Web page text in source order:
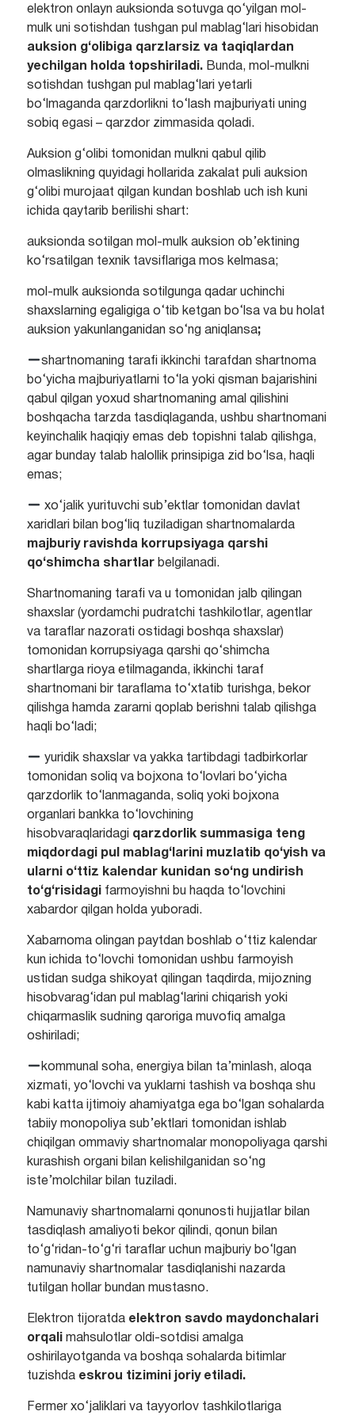
elektron onlayn auksionda sotuvga qo‘yilgan mol-
mulk uni sotishdan tushgan pul mablag‘lari hisobidan
auksion g‘olibiga qarzlarsiz va taqiqlardan
yechilgan holda topshiriladi. Bunda, mol-mulkni
sotishdan tushgan pul mablag‘lari yetarli
bo‘lmaganda qarzdorlikni to‘lash majburiyati uning
sobiq egasi – qarzdor zimmasida qoladi.
Auksion g‘olibi tomonidan mulkni qabul qilib
olmaslikning quyidagi hollarida zakalat puli auksion
g‘olibi murojaat qilgan kundan boshlab uch ish kuni
ichida qaytarib berilishi shart:
auksionda sotilgan mol-mulk auksion ob’ektining
ko‘rsatilgan texnik tavsiflariga mos kelmasa;
mol-mulk auksionda sotilgunga qadar uchinchi
shaxslarning egaligiga o‘tib ketgan bo‘lsa va bu holat
auksion yakunlanganidan so‘ng aniqlansa;
shartnomaning tarafi ikkinchi tarafdan shartnoma
bo‘yicha majburiyatlarni to‘la yoki qisman bajarishini
qabul qilgan yoxud shartnomaning amal qilishini
boshqacha tarzda tasdiqlaganda, ushbu shartnomani
keyinchalik haqiqiy emas deb topishni talab qilishga,
agar bunday talab halollik prinsipiga zid bo‘lsa, haqli
emas;
xo‘jalik yurituvchi sub’ektlar tomonidan davlat
xaridlari bilan bog‘liq tuziladigan shartnomalarda
majburiy ravishda korrupsiyaga qarshi
qo‘shimcha shartlarbelgilanadi.
Shartnomaning tarafi va u tomonidan jalb qilingan
shaxslar (yordamchi pudratchi tashkilotlar, agentlar
va taraflar nazorati ostidagi boshqa shaxslar)
tomonidan korrupsiyaga qarshi qo‘shimcha
shartlarga rioya etilmaganda, ikkinchi taraf
shartnomani bir taraflama to‘xtatib turishga, bekor
qilishga hamda zararni qoplab berishni talab qilishga
haqli bo‘ladi;
yuridik shaxslar va yakka tartibdagi tadbirkorlar
tomonidan soliq va bojxona to‘lovlari bo‘yicha
qarzdorlik to‘lanmaganda, soliq yoki bojxona
organlari bankka to‘lovchining
hisobvaraqlaridagi qarzdorlik summasiga teng
miqdordagi
pul mablag‘larini muzlatib qo‘yish va
ularni o‘ttiz kalendar kunidan so‘ng undirish
to‘g‘risidagi farmoyishni bu haqda to‘lovchini
xabardor qilgan holda yuboradi.
Xabarnoma olingan paytdan boshlab o‘ttiz kalendar
kun ichida to‘lovchi tomonidan ushbu farmoyish
ustidan sudga shikoyat qilingan taqdirda, mijozning
hisobvarag‘idan pul mablag‘larini chiqarish yoki
chiqarmaslik sudning qaroriga muvofiq amalga
oshiriladi;
kommunal soha, energiya bilan ta’minlash, aloqa
xizmati, yo‘lovchi va yuklarni tashish va boshqa shu
kabi katta ijtimoiy ahamiyatga ega bo‘lgan sohalarda
tabiiy monopoliya sub’ektlari tomonidan ishlab
chiqilgan ommaviy shartnomalar monopoliyaga qarshi
kurashish organi bilan kelishilganidan so‘ng
iste’molchilar bilan tuziladi.
Namunaviy shartnomalarni qonunosti hujjatlar bilan
tasdiqlash amaliyoti bekor qilindi, qonun bilan
to‘g‘ridan-to‘g‘ri taraflar uchun majburiy bo‘lgan
namunaviy shartnomalar tasdiqlanishi nazarda
tutilgan hollar bundan mustasno.
Elektron tijoratda elektron savdo maydonchalari
orqali
mahsulotlar oldi-sotdisi amalga
oshirilayotganda va boshqa sohalarda bitimlar
tuzishda eskrou tizimini joriy etiladi.
Fermer xo‘jaliklari va tayyorlov tashkilotlariga